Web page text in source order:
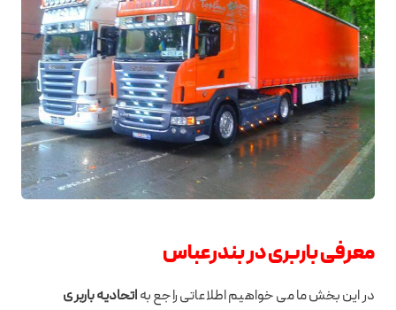
معرفی باربری در بندرعباس
در این بخش ما می خواهیم اطلاعاتی راجع بهاتحادیه باربری